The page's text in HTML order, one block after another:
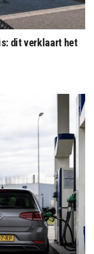
dit verklaart het